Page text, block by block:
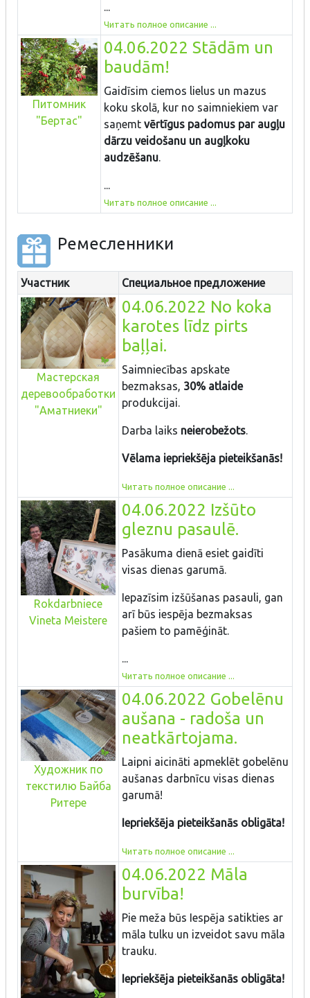
...
Читать полное описание ...
Питомник
"Бертас"
04.06.2022 Stādām un
baudām!
Gaidīsim ciemos lielus un mazus
koku skolā, kur no saimniekiem var
saņemt vērtīgus padomus par augļu
dārzu veidošanu un augļkoku
audzēšanu.
...
Читать полное описание ...
Ремесленники
Участник Специальное предложение
Мастерская
деревообработки
"Аматниеки"
04.06.2022 No koka
karotes līdz pirts
baļļai.
Saimniecības apskate
bezmaksas, 30% atlaide
produkcijai.
Darba laiks neierobežots.
Vēlama iepriekšēja pieteikšanās!
Читать полное описание ...
Rokdarbniece
Vineta Meistere
04.06.2022 Izšūto
gleznu pasaulē.
Pasākuma dienā esiet gaidīti
visas dienas garumā.
Iepazīsim izšūšanas pasauli, gan
arī būs iespēja bezmaksas
pašiem to pamēģināt.
...
Читать полное описание ...
Художник по
текстилю Байба
Ритере
04.06.2022 Gobelēnu
aušana - radoša un
neatkārtojama.
Laipni aicināti apmeklēt gobelēnu
aušanas darbnīcu visas dienas
garumā!
Iepriekšēja pieteikšanās obligāta!
Читать полное описание ...
04.06.2022 Māla
burvība!
Pie meža būs Iespēja satikties ar
māla tulku un izveidot savu māla
trauku.
Iepriekšēja pieteikšanās obligāta!